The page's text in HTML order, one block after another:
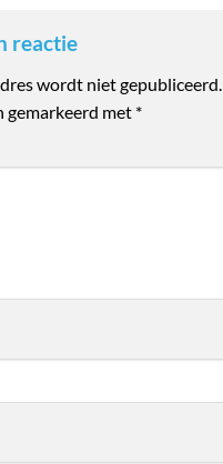
reactie
wordt niet gepubliceerd.
gemarkeerd met *